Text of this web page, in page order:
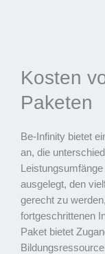
Kosten
Paketen
Be-Infinity bietet
an, die
ausgelegt, den
gerecht zu
fortgeschrittenen
Paket bietet